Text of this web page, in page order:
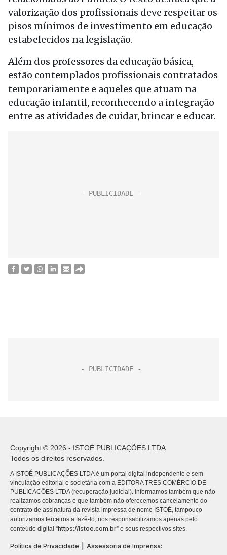
valorização dos profissionais deve respeitar os
pisos mínimos de investimento em educação
estabelecidos na legislação.
Além dos professores da educação básica,
estão contemplados profissionais contratados
temporariamente e aqueles que atuam na
educação infantil, reconhecendo a integração
entre as atividades de cuidar, brincar e educar.
Copyright © 2026 - ISTOÉ PUBLICAÇÕES LTDA
Todos os direitos reservados.
A ISTOÉ PUBLICAÇÕES LTDA é um portal digital independente e sem
vinculação editorial e societária com a EDITORA TRES COMÉRCIO DE
PUBLICACÕES LTDA (recuperação judicial). Informamos também que não
realizamos cobranças e que também não oferecemos cancelamento do
contrato de assinatura da revista impressa de nome ISTOÉ, tampouco
autorizamos terceiros a fazê-lo, nos responsabilizamos apenas pelo
conteúdo digital “https://istoe.com.br” e seus respectivos sites.
Política de Privacidade Assessoria de Imprensa: